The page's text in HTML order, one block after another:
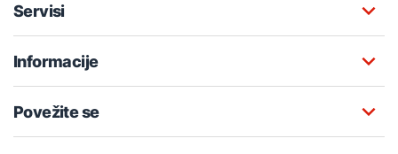
Servisi
Informacije
Povežite se